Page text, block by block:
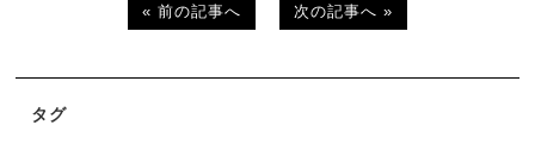
« 前の記事へ 次の記事へ »
タグ